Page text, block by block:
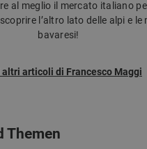
al meglio il mercato italiano
l’altro lato delle alpi e le
bavaresi!
altri articoli di Francesco Maggi
Themen